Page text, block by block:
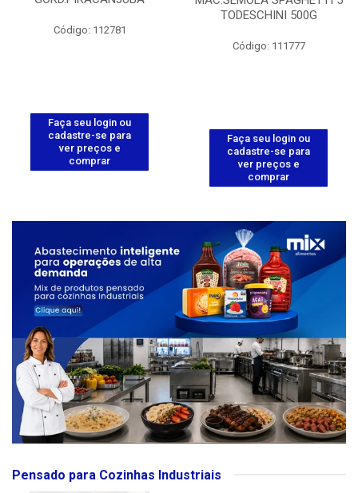
Código: 112781
Faça seu login ou
cadastre-se para
ver preços e
comprar
TODESCHINI 500G
Código: 111777
Faça seu login ou
cadastre-se para
ver preços e
comprar
Pensado para Cozinhas Industriais